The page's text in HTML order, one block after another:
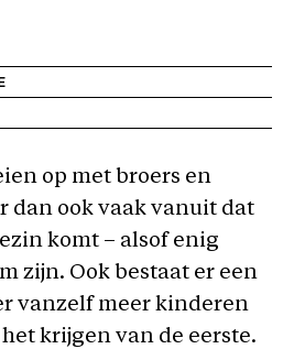
op met broers en
dan ook vaak vanuit dat
komt – alsof enig
zijn. Ook bestaat er een
vanzelf meer kinderen
krijgen van de eerste.